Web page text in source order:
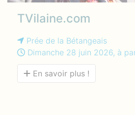
TVilaine.com
Prée de la Bétangeais
Dimanche 28 juin 2026, à
En savoir plus !